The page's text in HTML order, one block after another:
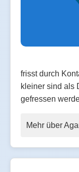
frisst durch
kleiner sind als
gefressen
Mehr über